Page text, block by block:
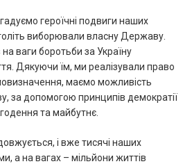
героїчні подвиги наших
виборювали власну Державу.
ваги боротьби за Україну
Дякуючи їм, ми реалізували право
маємо можливість
за допомогою принципів демократії
та майбутнє.
і вже тисячі наших
а на вагах – мільйони життів